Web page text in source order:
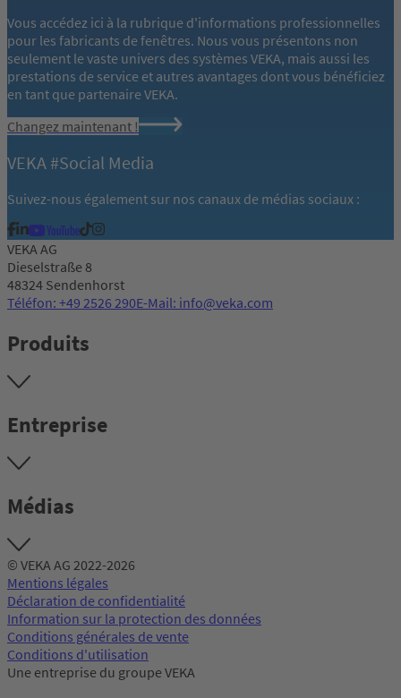
Vous accédez ici à la rubrique d'informations professionnelles
pour les fabricants de fenêtres. Nous vous présentons non
seulement le vaste univers des systèmes VEKA, mais aussi les
prestations de service et autres avantages dont vous bénéficiez
en tant que partenaire VEKA.
Changez maintenant !
VEKA #Social Media
Suivez-nous également sur nos canaux de médias sociaux :
VEKA AG
Dieselstraße 8
48324 Sendenhorst
Téléfon: +49 2526 290E-Mail: info@veka.com
Produits
Entreprise
Médias
© VEKA AG 2022-2026
Mentions légales
Déclaration de confidentialité
Information sur la protection des données
Conditions générales de vente
Conditions d'utilisation
Une entreprise du groupe VEKA